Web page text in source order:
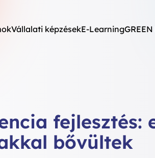
Vállalati képzésekE-Learning
fejlesztés:
bővültek